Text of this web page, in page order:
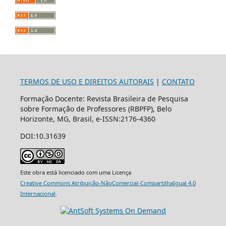
TERMOS DE USO E DIREITOS AUTORAIS | CONTATO
Formação Docente: Revista Brasileira de Pesquisa
sobre Formação de Professores (RBPFP), Belo
Horizonte, MG, Brasil, e-ISSN:2176-4360
DOI:10.31639
Este obra está licenciado com uma Licença
Creative Commons Atribuição-NãoComercial-CompartilhaIgual 4.0
Internacional